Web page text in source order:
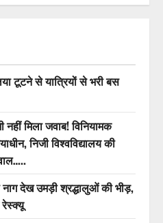
टूटने से यात्रियों से भरी बस
मिला जवाब! विनियामक
निजी विश्वविद्यालय की
नाग देख उमड़ी श्रद्धालुओं की भीड़,
रेस्क्यू